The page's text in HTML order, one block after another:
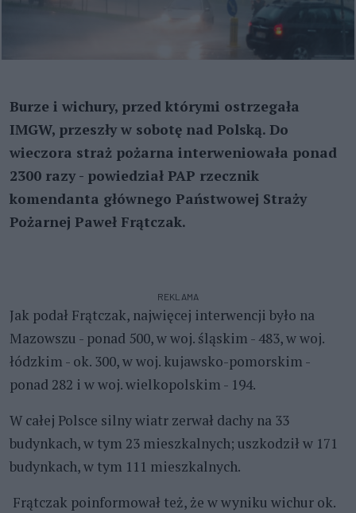
Burze i wichury, przed którymi ostrzegała
IMGW, przeszły w sobotę nad Polską. Do
wieczora straż pożarna interweniowała ponad
2300 razy - powiedział PAP rzecznik
komendanta głównego Państwowej Straży
Pożarnej Paweł Frątczak.
REKLAMA
Jak podał Frątczak, najwięcej interwencji było na
Mazowszu - ponad 500, w woj. śląskim - 483, w woj.
łódzkim - ok. 300, w woj. kujawsko-pomorskim -
ponad 282 i w woj. wielkopolskim - 194.
W całej Polsce silny wiatr zerwał dachy na 33
budynkach, w tym 23 mieszkalnych; uszkodził w 171
budynkach, w tym 111 mieszkalnych.
Frątczak poinformował też, że w wyniku wichur ok.